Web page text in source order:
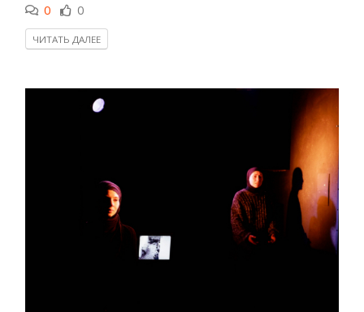
0
0
ЧИТАТЬ ДАЛЕЕ